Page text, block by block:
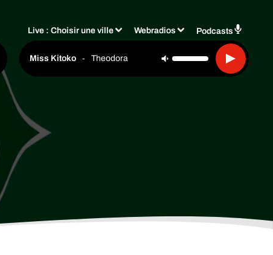
Live :Choisir une ville Webradios Podcasts
Miss Kitoko - Theodora